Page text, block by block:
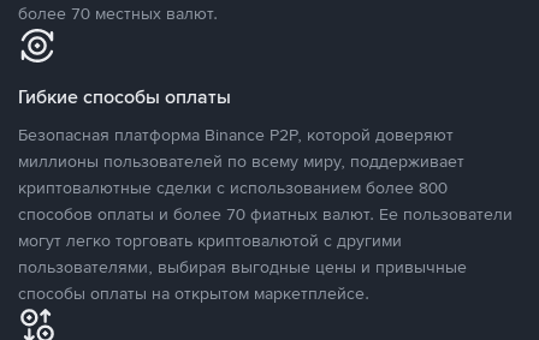
более 70 местных валют.
Гибкие способы оплаты
Безопасная платформа Binance P2P, которой доверяют
миллионы пользователей по всему миру, поддерживает
криптовалютные сделки с использованием более 800
способов оплаты и более 70 фиатных валют. Ее пользователи
могут легко торговать криптовалютой с другими
пользователями, выбирая выгодные цены и привычные
способы оплаты на открытом маркетплейсе.